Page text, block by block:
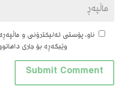
ناو، پۆستی ئەلیکترۆنی و
وێبگەڕە بۆ جاری